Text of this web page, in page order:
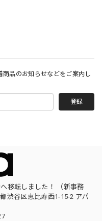
商品のお知らせなどをご案内し
登録
移転しました！ （新事務
渋谷区恵比寿西1-15-2 アパ